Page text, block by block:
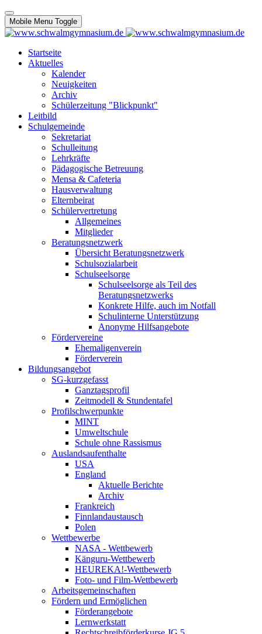
Mobile Menu Toggle
Startseite
Aktuelles
Kalender
Neuigkeiten
Archiv
Schülerzeitung "Blickpunkt"
Leitbild
Schulgemeinde
Sekretariat
Schulleitung
Lehrkräfte
Pädagogische Betreuung
Mensa & Cafeteria
Hausverwaltung
Elternbeirat
Schülervertretung
Allgemeines
Mitglieder
Beratungsnetzwerk
Übersicht Beratungsnetzwerk
Schulsozialarbeit
Schulseelsorge
Schulseelsorge als Teil des
Beratungsnetzwerks
Konkrete Hilfe, auch im Notfall
Schulinterne Unterstützung
Anonyme Hilfsangebote
Fördervereine
Ehemaligenverein
Förderverein
Bildungsangebot
SG-kurzgefasst
Ganztagsprofil
Zeitmodell & Stundentafel
Profilschwerpunkte
MINT
Umweltschule
Schule ohne Rassismus
Auslandsaufenthalte
USA
England
Aktuelle Berichte
Archiv
Frankreich
Finnlandaustausch
Polen
Wettbewerbe
NASA - Wettbewerb
Känguru-Wettbewerb
HEUREKA!-Wettbewerb
Foto- und Film-Wettbewerb
Arbeitsgemeinschaften
Fördern und Ermöglichen
Förderangebote
Lernwerkstatt